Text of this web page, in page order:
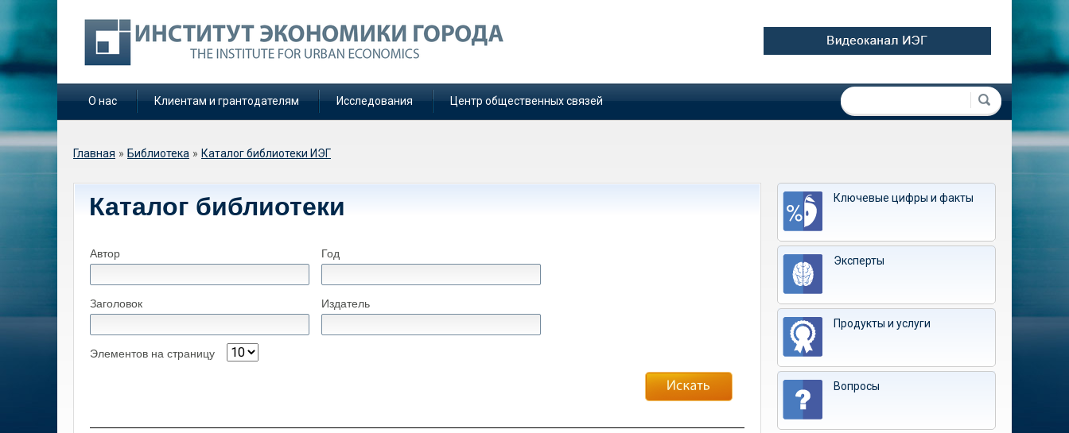
О нас Клиентам и грантодателям Исследования Центр общественных связей Форма поиска
Поиск
Вы здесь
Главная » Библиотека » Каталог библиотеки ИЭГ
Каталог библиотеки
Автор Год
Заголовок Издатель
Элементов на страницу
Ключевые цифры и факты
Эксперты
Продукты и услуги
Вопросы